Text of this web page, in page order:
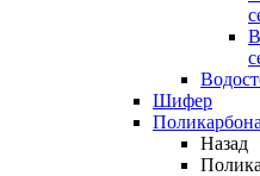
Шифер
Назад